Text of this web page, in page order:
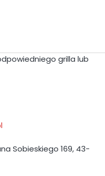
grilla lub
Sobieskiego 169, 43-